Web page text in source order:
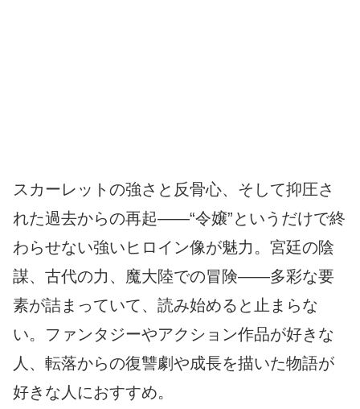
スカーレットの強さと反骨心、そして抑圧さ
れた過去からの再起――“令嬢”というだけで終
わらせない強いヒロイン像が魅力。宮廷の陰
謀、古代の力、魔大陸での冒険――多彩な要
素が詰まっていて、読み始めると止まらな
い。ファンタジーやアクション作品が好きな
人、転落からの復讐劇や成長を描いた物語が
好きな人におすすめ。